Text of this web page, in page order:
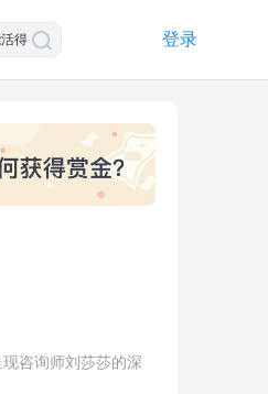
登录
咨询师刘莎莎的深